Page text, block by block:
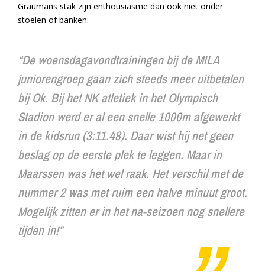
Graumans stak zijn enthousiasme dan ook niet onder
stoelen of banken:
“De woensdagavondtrainingen bij de MILA
juniorengroep gaan zich steeds meer uitbetalen
bij Ok. Bij het NK atletiek in het Olympisch
Stadion werd er al een snelle 1000m afgewerkt
in de kidsrun (3:11.48). Daar wist hij net geen
beslag op de eerste plek te leggen. Maar in
Maarssen was het wel raak. Het verschil met de
nummer 2 was met ruim een halve minuut groot.
Mogelijk zitten er in het na-seizoen nog snellere
tijden in!”